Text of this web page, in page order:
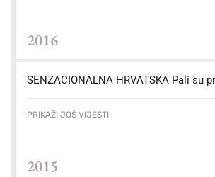
2016
SENZACIONALNA HRVATSKA Pali su
PRIKAŽI JOŠ VIJESTI
2015